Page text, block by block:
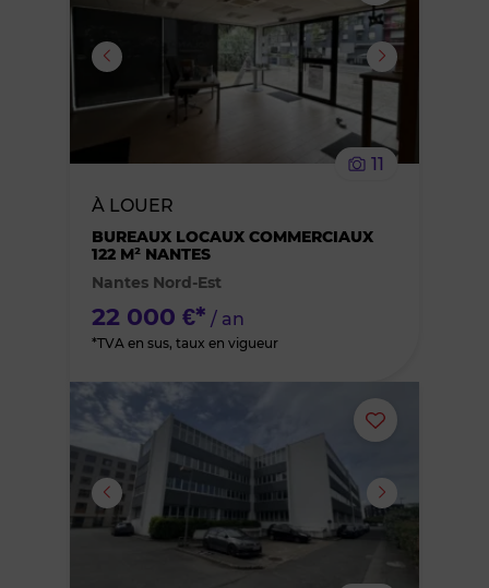
ou
supprimer
le
11
À LOUER
BUREAUX LOCAUX COMMERCIAUX
122 M² NANTES
Nantes Nord-Est
22 000 €* / an
*TVA en sus, taux en vigueur
Ajouter
ou
le